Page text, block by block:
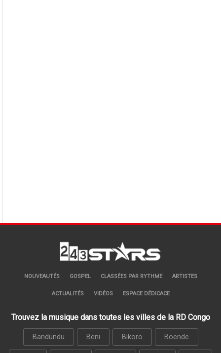
NOUVEAUTÉS GOSPEL CLASSÉES PAR RYTHME ARTISTES
ACTUALITÉS VIDÉOS ESPACE DÉDICACE
Trouvez la musique dans toutes les villes de la RD Congo
Bandundu Beni Bikoro Boende